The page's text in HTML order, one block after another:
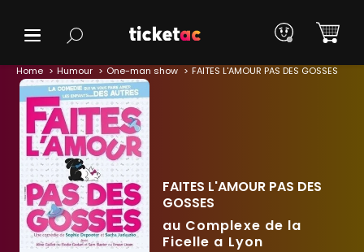
Home Humour One-man show FAITES L'AMOUR PAS DES GOSSES
FAITES L'AMOUR PAS DES
GOSSES
au Complexe de la
Ficelle a Lyon